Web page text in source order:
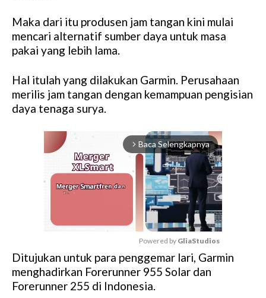
Maka dari itu produsen jam tangan kini mulai
mencari alternatif sumber daya untuk masa
pakai yang lebih lama.
Hal itulah yang dilakukan Garmin. Perusahaan
merilis jam tangan dengan kemampuan pengisian
daya tenaga surya.
arrow_forward_ios Baca Selengkapnya
M
u
Powered by GliaStudios
Ditujukan untuk para penggemar lari, Garmin
menghadirkan Forerunner 955 Solar dan
Forerunner 255 di Indonesia.